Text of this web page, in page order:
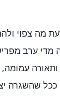
מה צפוי
ערב
עמומה,
שהשגרה